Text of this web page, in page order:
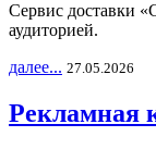
Сервис доставки
аудиторией.
далее... 27.05.2026
Рекламная